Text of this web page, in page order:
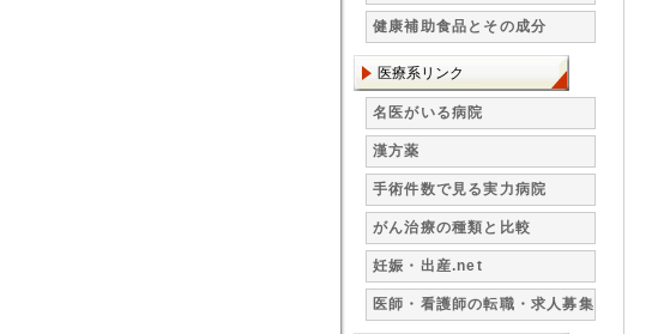
健康補助食品とその成分
医療系リンク
名医がいる病院
漢方薬
手術件数で見る実力病院
がん治療の種類と比較
妊娠・出産.net
医師・看護師の転職・求人募集